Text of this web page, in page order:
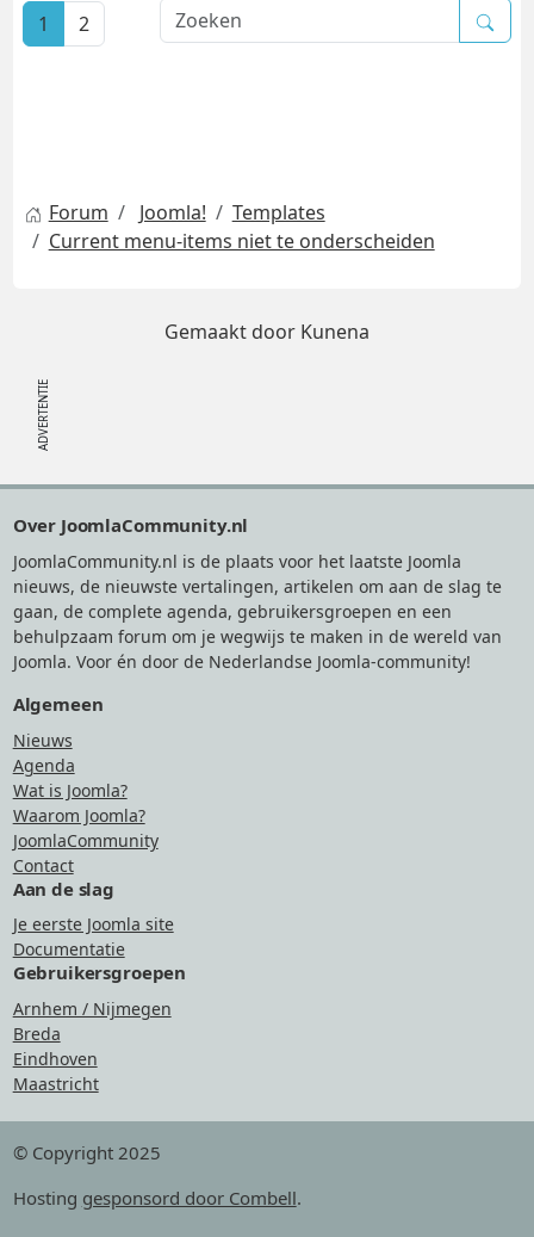
1 2
Forum Joomla!
Templates
Current menu-items niet te onderscheiden
Gemaakt door Kunena
Over JoomlaCommunity.nl
JoomlaCommunity.nl is de plaats voor het laatste Joomla
nieuws, de nieuwste vertalingen, artikelen om aan de slag te
gaan, de complete agenda, gebruikersgroepen en een
behulpzaam forum om je wegwijs te maken in de wereld van
Joomla. Voor én door de Nederlandse Joomla-community!
Algemeen
Nieuws
Agenda
Wat is Joomla?
Waarom Joomla?
JoomlaCommunity
Contact
Aan de slag
Je eerste Joomla site
Documentatie
Gebruikersgroepen
Arnhem / Nijmegen
Breda
Eindhoven
Maastricht
© Copyright 2025
Hosting gesponsord door Combell.